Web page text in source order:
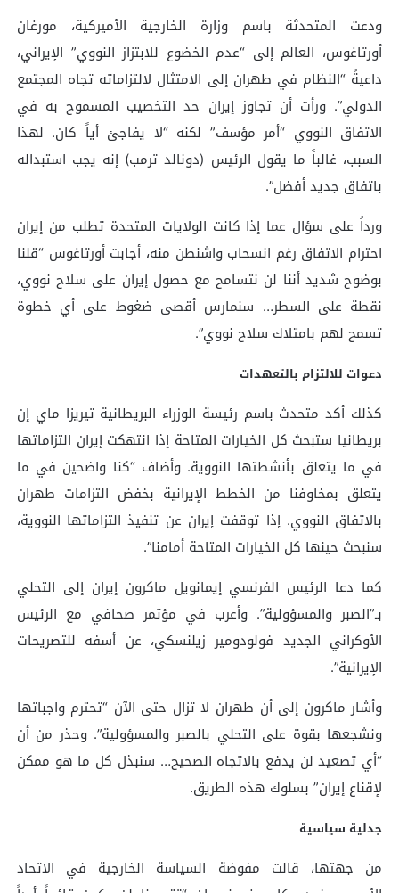
ودعت المتحدثة باسم وزارة الخارجية الأميركية، مورغان
أورتاغوس، العالم إلى “عدم الخضوع للابتزاز النووي” الإيراني،
داعيةً “النظام في طهران إلى الامتثال لالتزاماته تجاه المجتمع
الدولي”. ورأت أن تجاوز إيران حد التخصيب المسموح به في
الاتفاق النووي “أمر مؤسف” لكنه “لا يفاجئ أياً كان. لهذا
السبب، غالباً ما يقول الرئيس (دونالد ترمب) إنه يجب استبداله
باتفاق جديد أفضل”.
ورداً على سؤال عما إذا كانت الولايات المتحدة تطلب من إيران
احترام الاتفاق رغم انسحاب واشنطن منه، أجابت أورتاغوس “قلنا
بوضوح شديد أننا لن نتسامح مع حصول إيران على سلاح نووي،
نقطة على السطر… سنمارس أقصى ضغوط على أي خطوة
تسمح لهم بامتلاك سلاح نووي”.
دعوات للالتزام بالتعهدات
كذلك أكد متحدث باسم رئيسة الوزراء البريطانية تيريزا ماي إن
بريطانيا ستبحث كل الخيارات المتاحة إذا انتهكت إيران التزاماتها
في ما يتعلق بأنشطتها النووية. وأضاف “كنا واضحين في ما
يتعلق بمخاوفنا من الخطط الإيرانية بخفض التزامات طهران
بالاتفاق النووي. إذا توقفت إيران عن تنفيذ التزاماتها النووية،
سنبحث حينها كل الخيارات المتاحة أمامنا”.
كما دعا الرئيس الفرنسي إيمانويل ماكرون إيران إلى التحلي
بـ”الصبر والمسؤولية”. وأعرب في مؤتمر صحافي مع الرئيس
الأوكراني الجديد فولودومير زيلنسكي، عن أسفه للتصريحات
الإيرانية”.
وأشار ماكرون إلى أن طهران لا تزال حتى الآن “تحترم واجباتها
ونشجعها بقوة على التحلي بالصبر والمسؤولية”. وحذر من أن
“أي تصعيد لن يدفع بالاتجاه الصحيح… سنبذل كل ما هو ممكن
لإقناع إيران” بسلوك هذه الطريق.
جدلية سياسية
من جهتها، قالت مفوضة السياسة الخارجية في الاتحاد